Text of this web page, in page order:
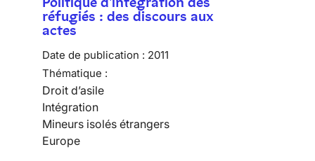
réfugiés : des discours aux
actes
Date de publication : 2011
Thématique :
Droit d’asile
Intégration
Mineurs isolés étrangers
Europe